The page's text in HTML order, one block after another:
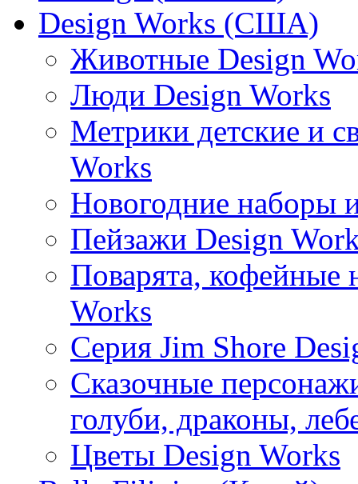
Design Works (США)
Животные Design
Люди Design Works
Метрики детские и
Works
Новогодние наборы
Пейзажи Design
Поварята, кофейные
Works
Серия Jim Shore
Сказочные
голуби, драконы,
Цветы Design Works